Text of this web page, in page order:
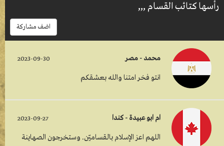
رأسها كتائب القسام ,,,
اضف مشاركة
محمد - مصر 2023-09-30
انتو فخر امتنا والله بعشقكم
ام ابو عبيدة - كندا 2023-09-27
اللهم اعز الإسلام بالقساميّن. وستخرجون الصهاينة